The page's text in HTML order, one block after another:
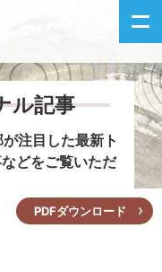
ル記事
注目した最新ト
どをご覧いただ
PDFダウンロード